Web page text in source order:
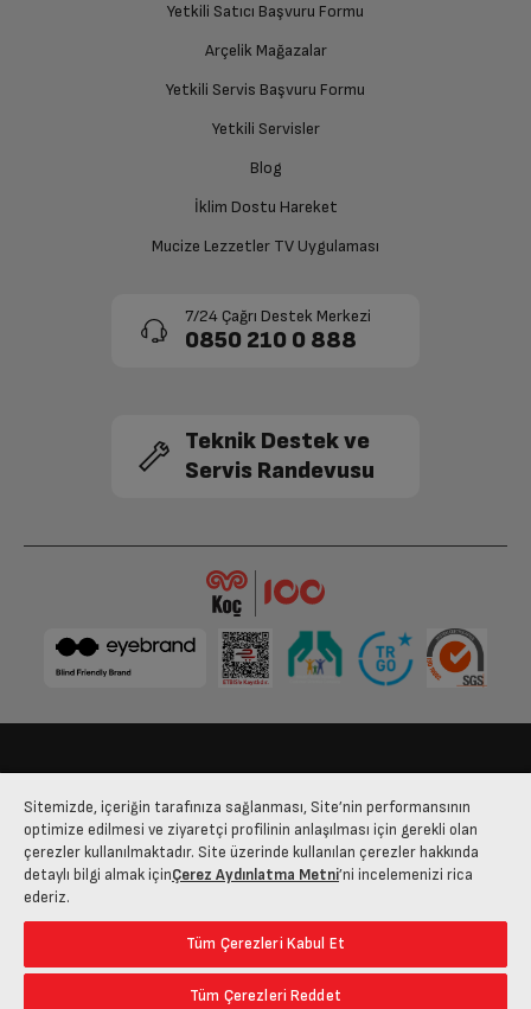
Yetkili Satıcı Başvuru Formu
Arçelik Mağazalar
Yetkili Servis Başvuru Formu
Yetkili Servisler
Blog
İklim Dostu Hareket
Mucize Lezzetler TV Uygulaması
7/24 Çağrı Destek Merkezi
0850 210 0 888
Teknik Destek ve
Servis Randevusu
Satış Sözleşmesi
© 2025 arcelik.com.tr
Sitemizde, içeriğin tarafınıza sağlanması, Site’nin performansının
optimize edilmesi ve ziyaretçi profilinin anlaşılması için gerekli olan
çerezler kullanılmaktadır. Site üzerinde kullanılan çerezler hakkında
detaylı bilgi almak içinÇerez Aydınlatma Metni’ni incelemenizi rica
ederiz.
Tüm Çerezleri Kabul Et
Tüm Çerezleri Reddet